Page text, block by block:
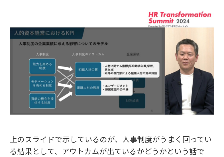
上のスライドで示しているのが、人事制度がうまく回ってい
る結果として、アウトカムが出ているかどうかという話で